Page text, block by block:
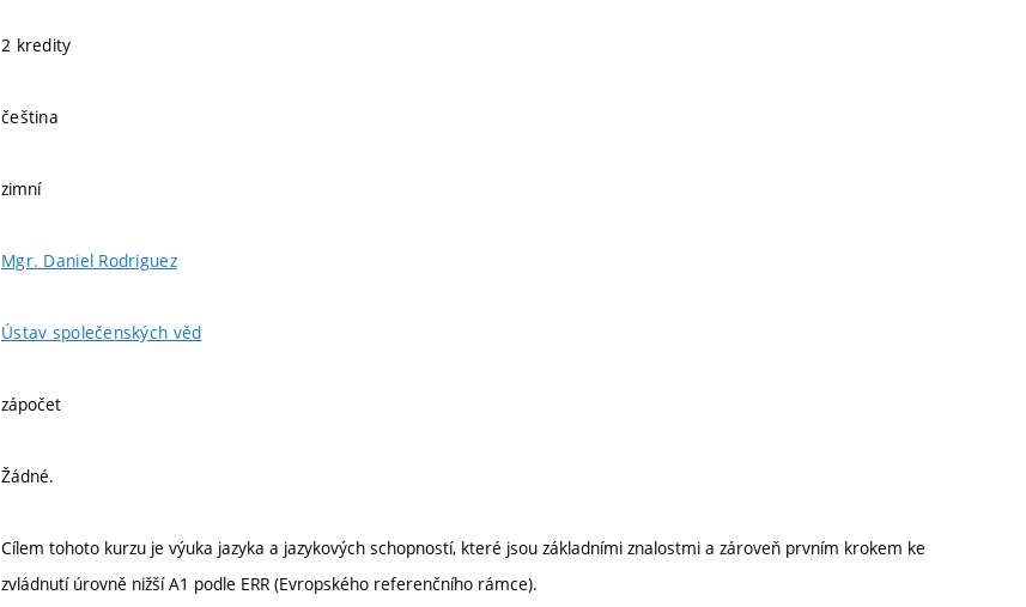
2 kredity
čeština
zimní
Mgr. Daniel Rodriguez
Ústav společenských věd
zápočet
Žádné.
Cílem tohoto kurzu je výuka jazyka a jazykových schopností, které jsou základními znalostmi a zároveň prvním krokem ke
zvládnutí úrovně nižší A1 podle ERR (Evropského referenčního rámce).